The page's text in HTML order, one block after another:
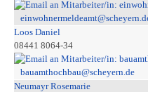
Loos Daniel
08441 8064-34
bauamthochbau@scheyern.de
Neumayr Rosemarie